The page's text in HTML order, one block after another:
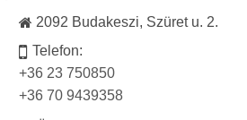
2092 Budakeszi, Szüret u. 2.
Telefon:
+36 23 750850
+36 70 9439358